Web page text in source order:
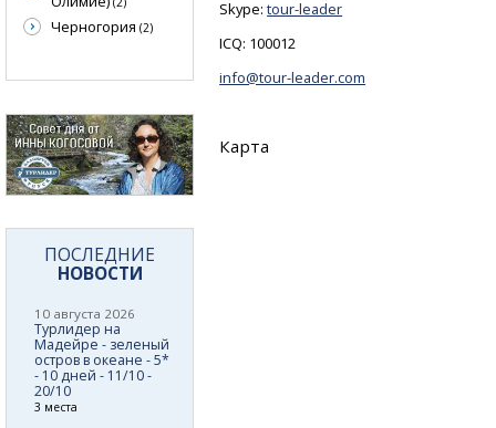
Skype:tour-leader
ICQ: 100012
info@tour-leader.com
Карта
Черногория (2)
ПОСЛЕДНИЕ
НОВОСТИ
10 августа 2026
Турлидер на
Мадейре - зеленый
остров в океане - 5*
- 10 дней - 11/10 -
20/10
3 места